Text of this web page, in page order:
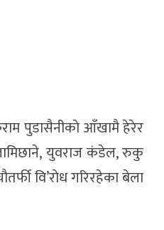
पुडासैनीकाे आँखामै हेरेर
लामिछाने, युवराज क‌ंडेल, रुकु
वि’राेध गरिरहेका बेला